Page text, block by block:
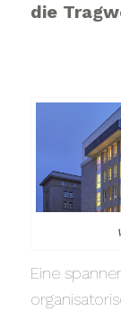
die
Eine